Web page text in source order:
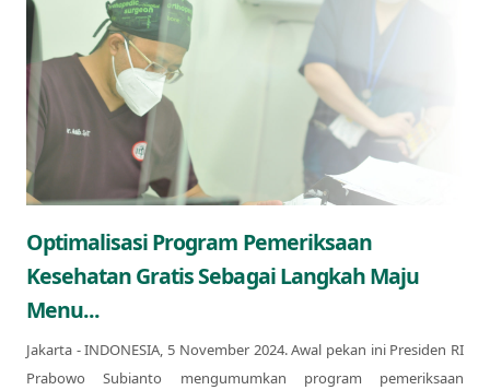
Optimalisasi Program Pemeriksaan
Kesehatan Gratis Sebagai Langkah Maju
Menu...
Jakarta - INDONESIA, 5 November 2024. Awal pekan ini Presiden RI
Prabowo Subianto mengumumkan program pemeriksaan